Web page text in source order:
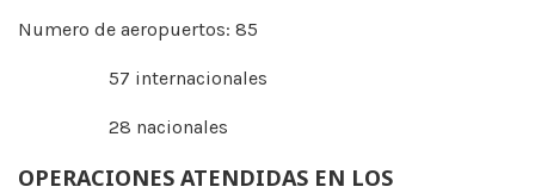
Numero de aeropuertos: 85
57 internacionales
28 nacionales
OPERACIONES ATENDIDAS EN LOS